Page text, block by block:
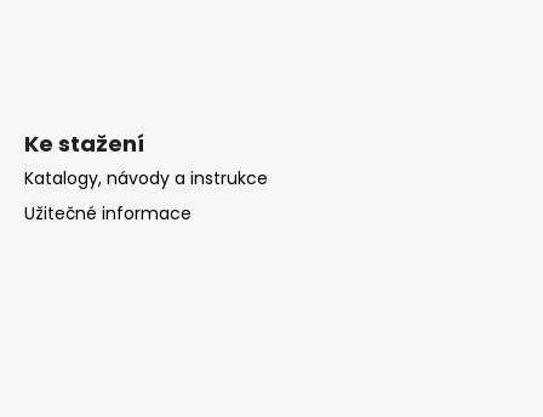
Ke stažení
Katalogy, návody a instrukce
Užitečné informace